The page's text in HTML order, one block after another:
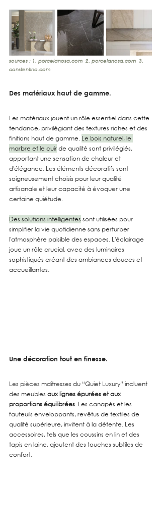
sources : 1. porcelanosa.com
  2.
porcelanosa.com
  3.
constentino.com
Des matériaux haut de gamme.
Les matériaux jouent un rôle essentiel dans cette
tendance, privilégiant des textures riches et des
finitions haut de gamme. Le bois naturel, le
marbre et le cuir de qualité sont privilégiés,
apportant une sensation de chaleur et
d'élégance. Les éléments décoratifs sont
soigneusement choisis pour leur qualité
artisanale et leur capacité à évoquer une
certaine quiétude.
Des solutions intelligentes sont utilisées pour
simplifier la vie quotidienne sans perturber
l'atmosphère paisible des espaces. L'éclairage
joue un rôle crucial, avec des luminaires
sophistiqués créant des ambiances douces et
accueillantes.
Une décoration tout en finesse.
Les pièces maîtresses du “Quiet Luxury” incluent
des meubles aux lignes épurées et aux
proportions équilibrées. Les canapés et les
fauteuils enveloppants, revêtus de textiles de
qualité supérieure, invitent à la détente. Les
accessoires, tels que les coussins en lin et des
tapis en laine, ajoutent des touches subtiles de
confort.